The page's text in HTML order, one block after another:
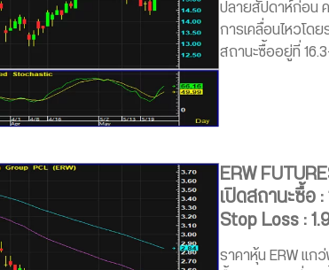
ปลายสัปดาห์ก่อน
การเคลื่อนไหวโด
สถานะซื้ออยู่ที่
ERW
เปิดสถานะซื้อ :
Stop Loss :
ราคาหุ้น ERW แ